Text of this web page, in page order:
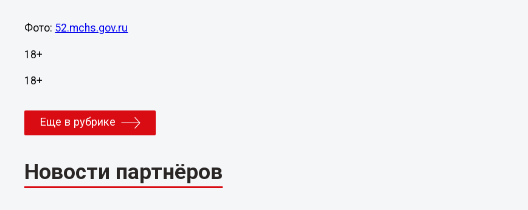
Фото: 52.mchs.gov.ru
18+
18+
Еще в рубрике
Новости партнёров